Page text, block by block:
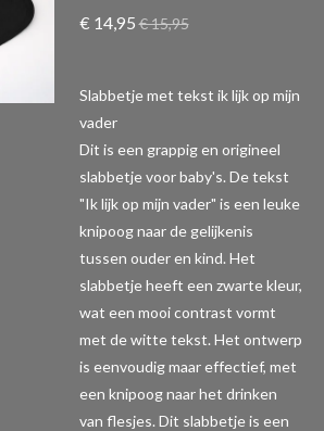
€ 14,95 € 15,95
Slabbetje met tekst ik lijk op mijn
vader
Dit is een grappig en origineel
slabbetje voor baby's. De tekst
"Ik lijk op mijn vader" is een leuke
knipoog naar de gelijkenis
tussen ouder en kind. Het
slabbetje heeft een zwarte kleur,
wat een mooi contrast vormt
met de witte tekst. Het ontwerp
is eenvoudig maar effectief, met
een knipoog naar het drinken
van flesjes. Dit slabbetje is een